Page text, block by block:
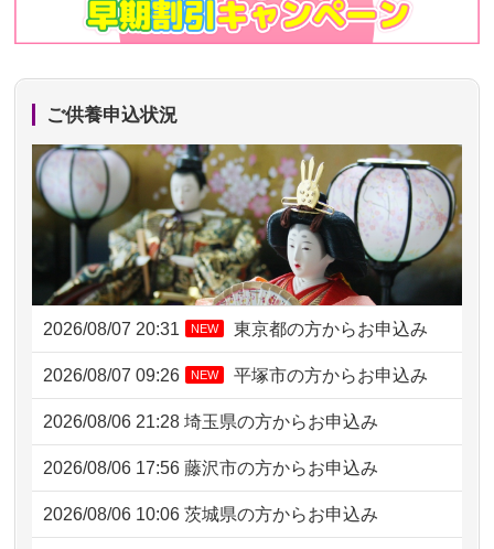
ご供養申込状況
2026/08/07 20:31 NEW 東京都の方からお申込み
2026/08/07 09:26 NEW 平塚市の方からお申込み
2026/08/06 21:28 埼玉県の方からお申込み
2026/08/06 17:56 藤沢市の方からお申込み
2026/08/06 10:06 茨城県の方からお申込み